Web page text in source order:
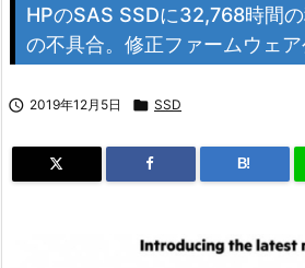
HPのSAS SSDに32,768時間
の不具合。修正ファームウェア
 2019年12月5日  SSD
B!